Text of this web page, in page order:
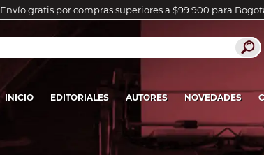
Envío gratis por compras superiores a $99.900 para
INICIO EDITORIALES AUTORES NOVEDADES